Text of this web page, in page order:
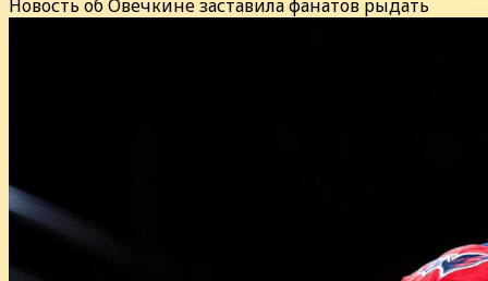
Новость об Овечкине заставила фанатов рыдать